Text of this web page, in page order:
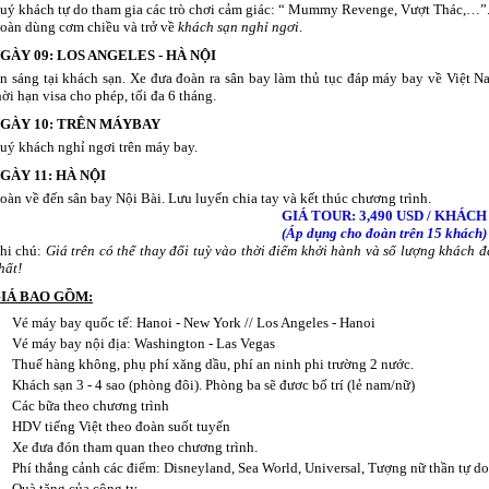
khách tự do tham gia các trò chơi cảm giác: “ Mummy Revenge, Vượt Thác,…”.
dùng cơm chiều và trở về khách sạn nghỉ ngơi.
09: LOS ANGELES - HÀ NỘI
sáng tại khách sạn. Xe đưa đoàn ra sân bay làm thủ tục đáp máy bay về Việt
hạn visa cho phép, tối đa 6 tháng.
10: TRÊN MÁYBAY
khách nghỉ ngơi trên máy bay.
11: HÀ NỘI
về đến sân bay Nội Bài. Lưu luyến chia tay và kết thúc chương trình.
GIÁ TOUR: 3,490 USD / KHÁCH
(Áp dụng cho đoàn trên 15 khách)
chú: Giá trên có thể thay đổi tuỳ vào thời điểm khởi hành và số lượng khách
BAO GỒM:
Vé máy bay quốc tế: Hanoi - New York // Los Angeles - Hanoi
Vé máy bay nội địa: Washington - Las Vegas
Thuế hàng không, phụ phí xăng dầu, phí an ninh phi trường 2 nước.
Khách sạn 3 - 4 sao (phòng đôi). Phòng ba sẽ đươc bố trí (lẻ nam/nữ)
Các bữa theo chương trình
HDV tiếng Việt theo đoàn suốt tuyến
Xe đưa đón tham quan theo chương trình.
Phí thắng cảnh các điểm: Disneyland, Sea World, Universal, Tượng nữ thần tự do